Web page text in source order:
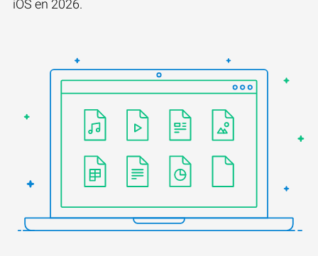
iOS en 2026.